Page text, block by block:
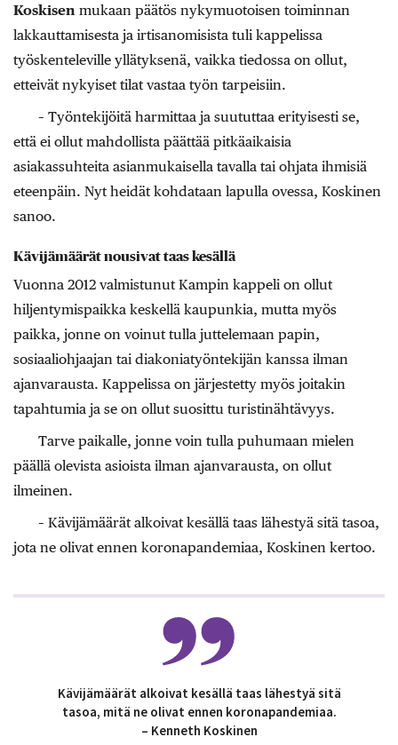
Koskisen mukaan päätös nykymuotoisen toiminnan
lakkauttamisesta ja irtisanomisista tuli kappelissa
työskenteleville yllätyksenä, vaikka tiedossa on ollut,
etteivät nykyiset tilat vastaa työn tarpeisiin.
– Työntekijöitä harmittaa ja suututtaa erityisesti se,
että ei ollut mahdollista päättää pitkäaikaisia
asiakassuhteita asianmukaisella tavalla tai ohjata ihmisiä
eteenpäin. Nyt heidät kohdataan lapulla ovessa, Koskinen
sanoo.
Kävijämäärät nousivat taas kesällä
Vuonna 2012 valmistunut Kampin kappeli on ollut
hiljentymispaikka keskellä kaupunkia, mutta myös
paikka, jonne on voinut tulla juttelemaan papin,
sosiaaliohjaajan tai diakoniatyöntekijän kanssa ilman
ajanvarausta. Kappelissa on järjestetty myös joitakin
tapahtumia ja se on ollut suosittu turistinähtävyys.
Tarve paikalle, jonne voin tulla puhumaan mielen
päällä olevista asioista ilman ajanvarausta, on ollut
ilmeinen.
– Kävijämäärät alkoivat kesällä taas lähestyä sitä tasoa,
jota ne olivat ennen koronapandemiaa, Koskinen kertoo.
Kävijämäärät alkoivat kesällä taas lähestyä sitä
tasoa, mitä ne olivat ennen koronapandemiaa.
– Kenneth Koskinen